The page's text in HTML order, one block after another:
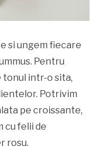
si ungem fiecare
Pentru
tonul intr-o sita,
Potrivim
pe croissante,
cu felii de
rosu.